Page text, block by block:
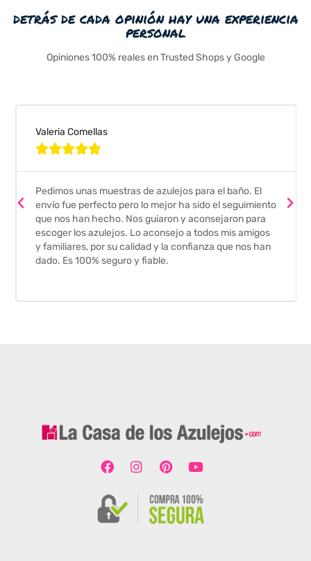
detrás de cada opinión hay una experiencia
personal
Opiniones 100% reales en Trusted Shops y Google
Valeria Comellas

Pedimos unas muestras de azulejos para el baño. El
envío fue perfecto pero lo mejor ha sido el seguimiento
que nos han hecho. Nos guiaron y aconsejaron para
escoger los azulejos. Lo aconsejo a todos mis amigos
y familiares, por su calidad y la confianza que nos han
dado. Es 100% seguro y fiable.